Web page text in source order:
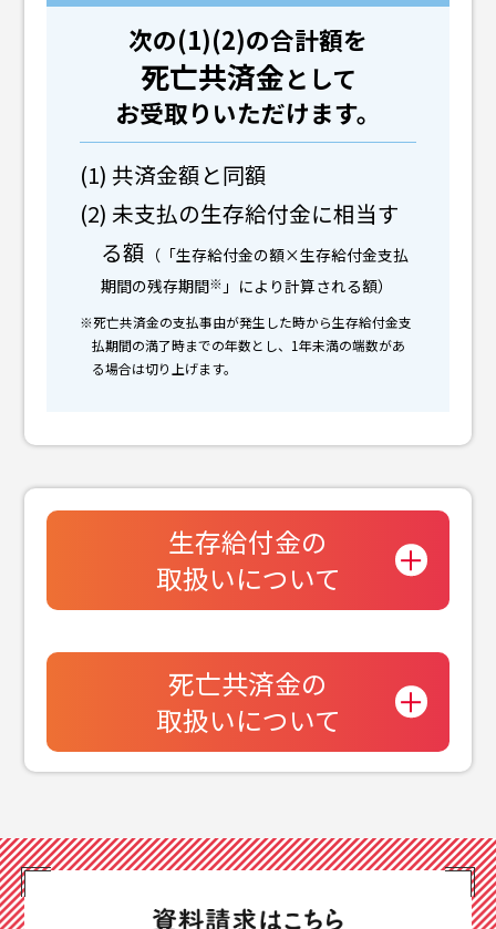
次の(1)(2)の合計額を
死亡共済金として
お受取りいただけます。
(1) 共済金額と同額
(2) 未支払の生存給付金に相当す
る額 （「生存給付金の額×生存給付金支払
期間の残存期間※」により計算される額）
※死亡共済金の支払事由が発生した時から生存給付金支
払期間の満了時までの年数とし、1年未満の端数があ
る場合は切り上げます。
生存給付金の
取扱いについて
死亡共済金の
取扱いについて